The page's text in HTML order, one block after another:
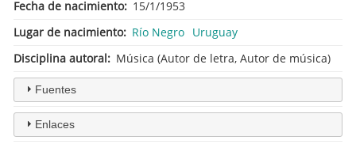
Fecha de nacimiento
15/1/1953
Lugar de nacimiento
Río Negro Uruguay
Disciplina autoral
Música (Autor de letra, Autor de música)
Fuentes
Enlaces